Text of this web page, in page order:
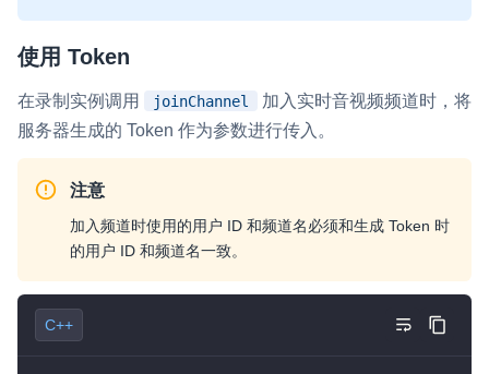
使用 Token
在录制实例调用 joinChannel
加入实时音视频频道时，将
服务器生成的 Token 作为参数进行传入。
注意
加入频道时使用的用户 ID 和频道名必须和生成 Token 时
的用户 ID 和频道名一致。
C++